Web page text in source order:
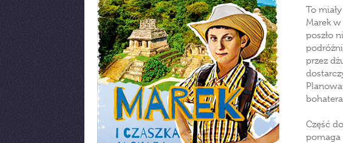
To
Marek
poszło
przez
Część
pomaga